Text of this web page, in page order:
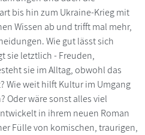
bis hin zum Ukraine-Krieg mit
Wissen ab und trifft mal mehr,
Wie gut lässt sich
sie letztlich - Freuden,
sie im Alltag, obwohl das
Wie weit hilft Kultur im Umgang
Oder wäre sonst alles viel
in ihrem neuen Roman
Fülle von komischen, traurigen,